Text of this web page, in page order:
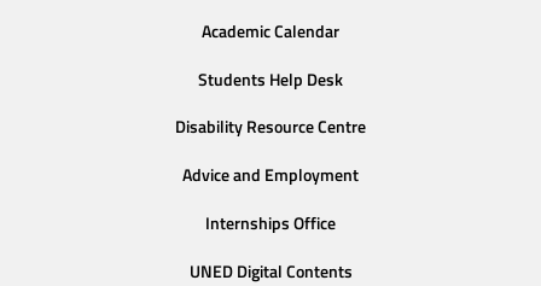
Academic Calendar
Students Help Desk
Disability Resource Centre
Advice and Employment
Internships Office
UNED Digital Contents